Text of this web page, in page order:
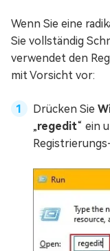
Wenn Sie eine
Sie vollständig
verwendet den
mit Vorsicht vor:
Drücken Sie
„regedit“ ein